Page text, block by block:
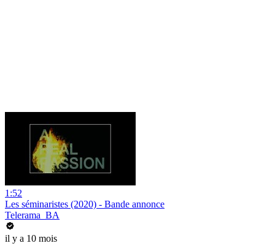
1:52
Les séminaristes (2020) - Bande annonce
Telerama_BA
il y a 10 mois